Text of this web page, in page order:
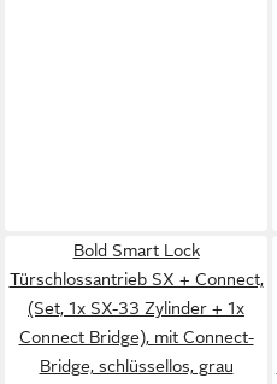
Bold Smart Lock
Türschlossantrieb SX + Connect,
(Set, 1x SX-33 Zylinder + 1x
Connect Bridge), mit Connect-
Bridge, schlüssellos, grau